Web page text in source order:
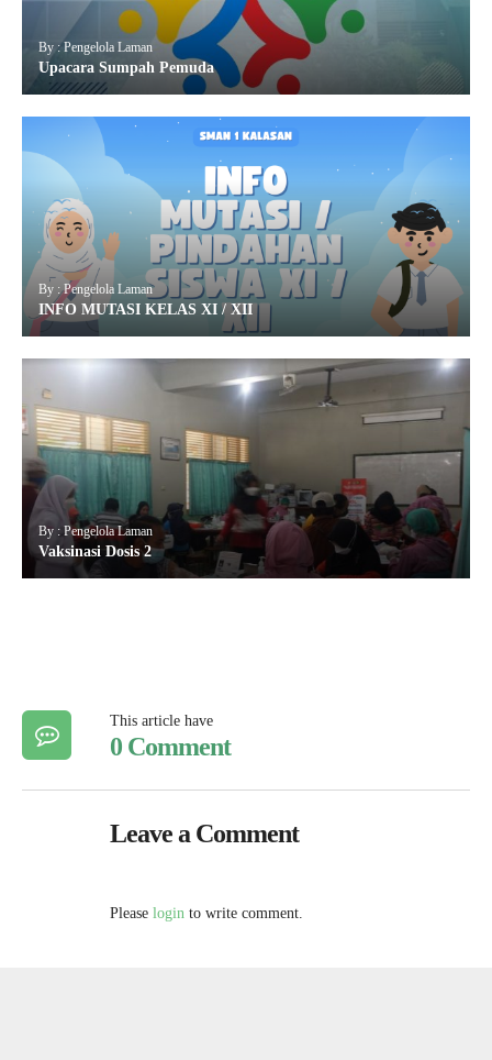
By : Pengelola Laman
Upacara Sumpah Pemuda
By : Pengelola Laman
INFO MUTASI KELAS XI / XII
By : Pengelola Laman
Vaksinasi Dosis 2
This article have
0 Comment
Leave a Comment
Please login to write comment.